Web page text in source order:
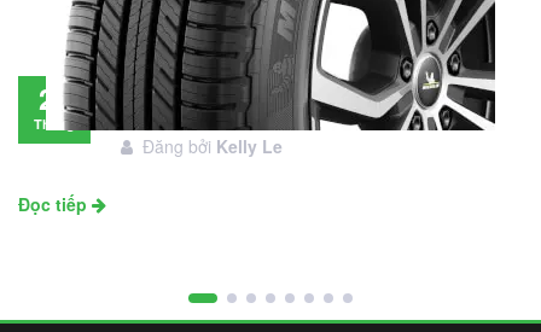
28
Tháng
Đánh giá lốp Michelin Primacy SUV: Đáng
đầu tư không?
Đăng bởi Kelly Le
Đọc tiếp